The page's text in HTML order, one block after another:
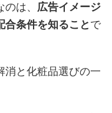
は、 広告イメージ
合条件を知ることで
消と化粧品選びの一